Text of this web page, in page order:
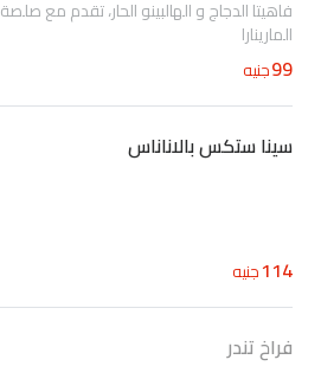
فاهيتا الدجاج و الهالبينو الحار، تقدم مع صلصة
المارينارا
99جنيه
سينا ستكس بالاناناس
114جنيه
فراخ تندر